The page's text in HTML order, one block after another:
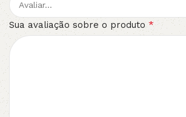
Sua avaliação sobre o produto*